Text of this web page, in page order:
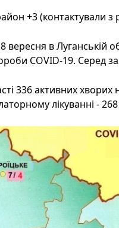
+3 (контактували з
в Луганській
COVID-19. Серед
336 активних хворих
лікуванні - 268